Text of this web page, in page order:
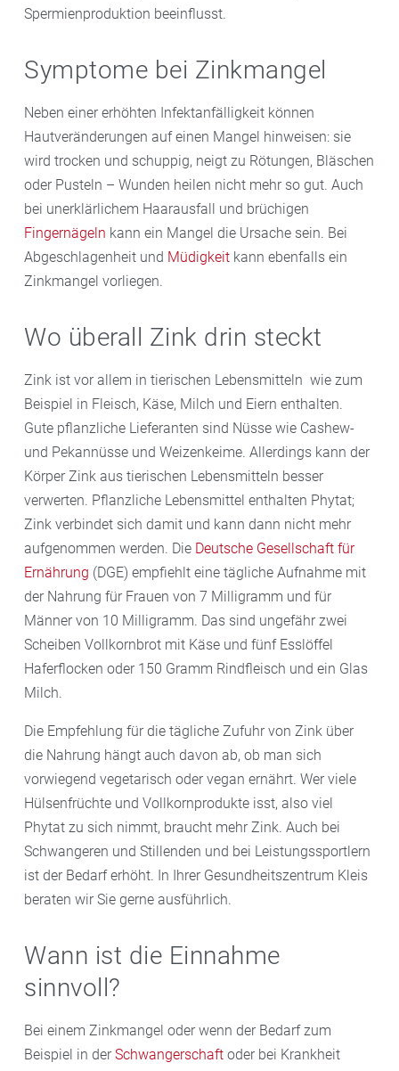
Spermienproduktion beeinflusst.
Symptome bei Zinkmangel
Neben einer erhöhten Infektanfälligkeit können
Hautveränderungen auf einen Mangel hinweisen: sie
wird trocken und schuppig, neigt zu Rötungen, Bläschen
oder Pusteln – Wunden heilen nicht mehr so gut. Auch
bei unerklärlichem Haarausfall und brüchigen
Fingernägeln kann ein Mangel die Ursache sein. Bei
Abgeschlagenheit und Müdigkeit kann ebenfalls ein
Zinkmangel vorliegen.
Wo überall Zink drin steckt
Zink ist vor allem in tierischen Lebensmitteln wie zum
Beispiel in Fleisch, Käse, Milch und Eiern enthalten.
Gute pflanzliche Lieferanten sind Nüsse wie Cashew-
und Pekannüsse und Weizenkeime. Allerdings kann der
Körper Zink aus tierischen Lebensmitteln besser
verwerten. Pflanzliche Lebensmittel enthalten Phytat;
Zink verbindet sich damit und kann dann nicht mehr
aufgenommen werden. Die Deutsche Gesellschaft für
Ernährung (DGE) empfiehlt eine tägliche Aufnahme mit
der Nahrung für Frauen von 7 Milligramm und für
Männer von 10 Milligramm. Das sind ungefähr zwei
Scheiben Vollkornbrot mit Käse und fünf Esslöffel
Haferflocken oder 150 Gramm Rindfleisch und ein Glas
Milch.
Die Empfehlung für die tägliche Zufuhr von Zink über
die Nahrung hängt auch davon ab, ob man sich
vorwiegend vegetarisch oder vegan ernährt. Wer viele
Hülsenfrüchte und Vollkornprodukte isst, also viel
Phytat zu sich nimmt, braucht mehr Zink. Auch bei
Schwangeren und Stillenden und bei Leistungssportlern
ist der Bedarf erhöht. In Ihrer Gesundheitszentrum Kleis
beraten wir Sie gerne ausführlich.
Wann ist die Einnahme
sinnvoll?
Bei einem Zinkmangel oder wenn der Bedarf zum
Beispiel in der Schwangerschaft oder bei Krankheit